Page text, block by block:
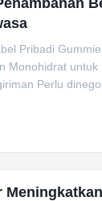
Pribadi
Monohidrat
Perlu